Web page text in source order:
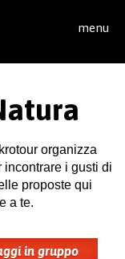
menu
organizza
i gusti di
proposte qui
a te.
in gruppo